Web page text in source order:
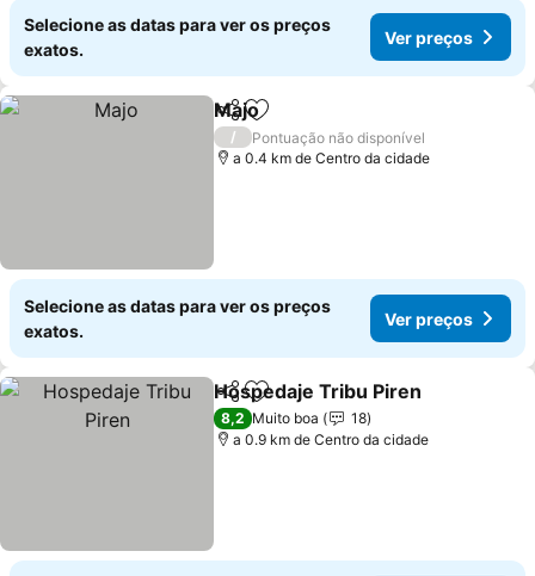
Selecione as datas para ver os preços
exatos.
Ver preços
PartilharAdicionar aos favoritos
Majo
/
Pontuação não disponível
a 0.4 km de Centro da cidade
Selecione as datas para ver os preços
exatos.
Ver preços
PartilharAdicionar aos favoritos
Hospedaje Tribu Piren
8,2 Muito boa
18
a 0.9 km de Centro da cidade